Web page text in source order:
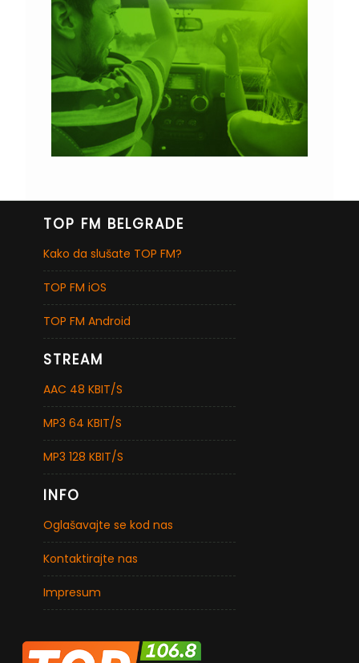
TOP FM BELGRADE
Kako da slušate TOP FM?
TOP FM iOS
TOP FM Android
STREAM
AAC 48 KBIT/S
MP3 64 KBIT/S
MP3 128 KBIT/S
INFO
Oglašavajte se kod nas
Kontaktirajte nas
Impresum